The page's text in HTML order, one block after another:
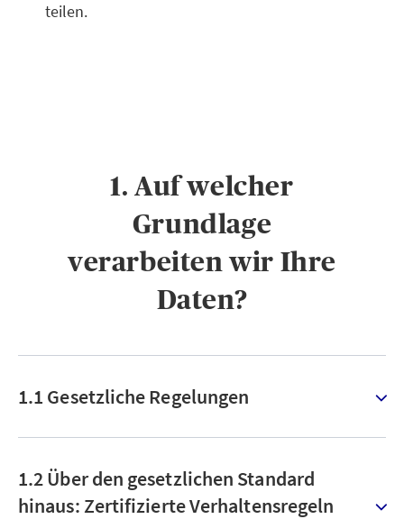
teilen.
1. Auf welcher
Grundlage
verarbeiten wir Ihre
Daten?
1.1 Gesetzliche Regelungen
1.2 Über den gesetzlichen Standard
hinaus: Zertifizierte Verhaltensregeln